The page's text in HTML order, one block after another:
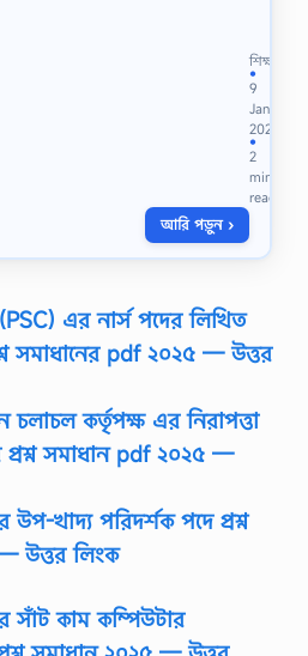
i
q
u
e
B
C
S
P
n
y
শিক্ষা
●
9
Jan
2022
●
2
min
read
আরি পড়ুন ›
এর নার্স পদের লিখিত
সমাধানের pdf ২০২৫ — উত্তর
চলাচল কর্তৃপক্ষ এর নিরাপত্তা
সমাধান pdf ২০২৫ —
উপ-খাদ্য পরিদর্শক পদে প্রশ্ন
উত্তর লিংক
সাঁট কাম কম্পিউটার